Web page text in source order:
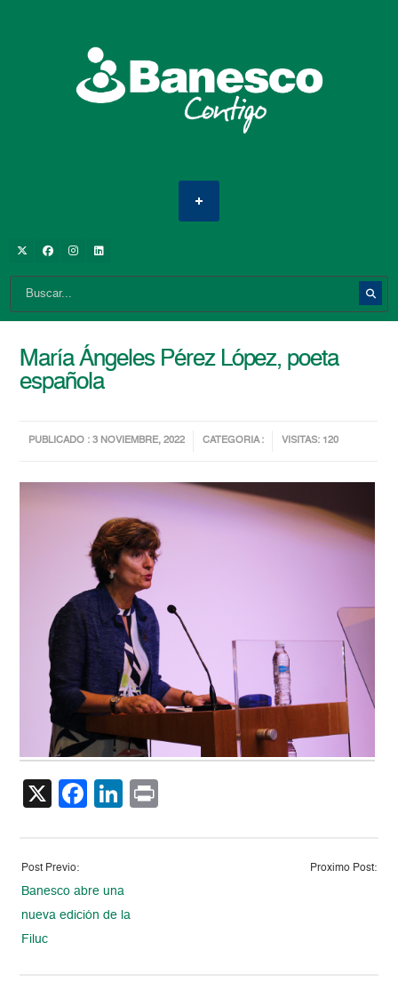
María Ángeles Pérez López, poeta
española
PUBLICADO : 3 NOVIEMBRE, 2022 CATEGORIA : VISITAS: 120
X Facebook
LinkedIn
Post Previo:
Banesco abre una
nueva edición de la
Filuc
Proximo Post: